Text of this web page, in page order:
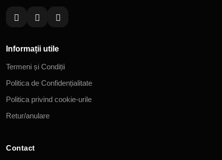
Informații utile
Termeni și Condiții
Politica de Confidențialitate
Politica privind cookie-urile
Retur/anulare
Contact